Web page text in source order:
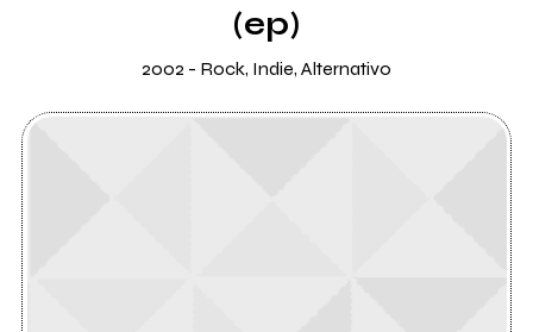
(ep)
2002 - Rock, Indie, Alternativo